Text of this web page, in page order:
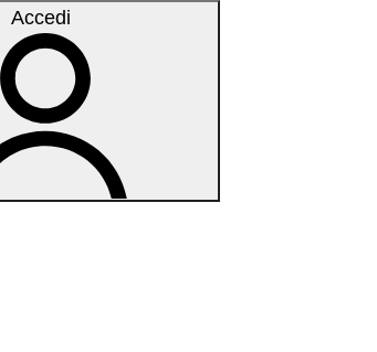
Accedi